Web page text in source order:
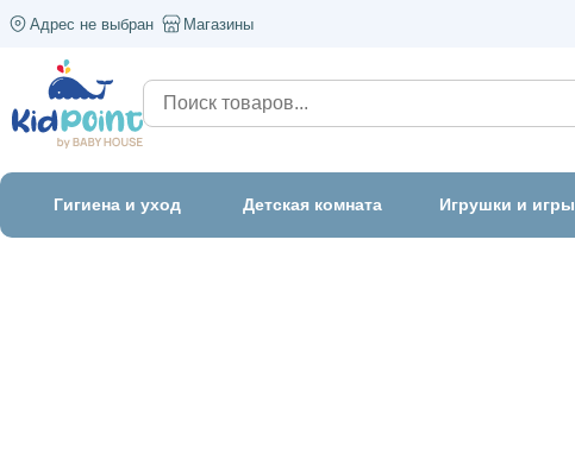
Адрес не выбран Магазины
Гигиена и уход Детская комната Игрушки и игры